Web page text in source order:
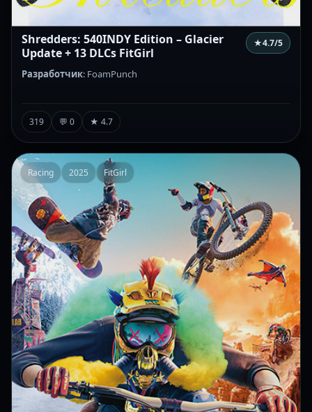
Shredders: 540INDY Edition – Glacier
Update + 13 DLCs FitGirl
★4.7/5
Разработчик: FoamPunch
319 💬 0 ★ 4.7
Racing 2025 FitGirl